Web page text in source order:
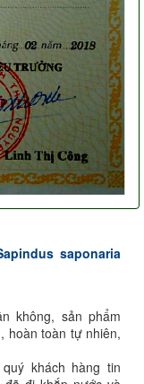
saponaria
không, sản phẩm
hoàn toàn tự nhiên,
khách hàng tin